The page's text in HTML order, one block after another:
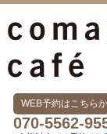
WEB予約はこちら
070-5562-